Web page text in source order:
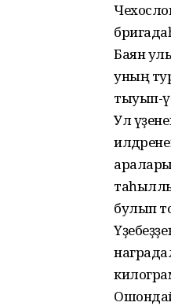
Баян
уның
тыуып-
Ул
булып